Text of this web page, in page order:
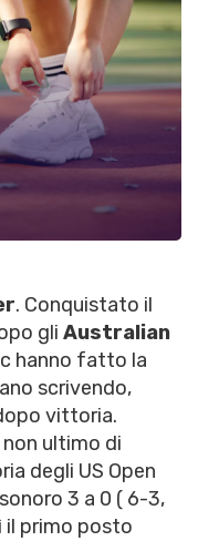
. Conquistato il
gli Australian
hanno fatto la
scrivendo,
vittoria.
ultimo di
degli US Open
3 a 0 ( 6-3,
il primo posto